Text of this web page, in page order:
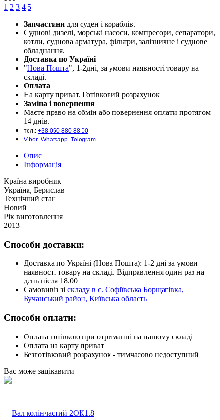
1 2 3 4 5
Запчастини для суден і кораблів.
Cуднові дизелі, морські насоси, компресори, сепаратори,
котли, суднова арматура, фільтри, залізничне і суднове
обладнання.
Доставка по Україні
"Нова Пошта", 1-2дні, за умови наявності товару на
складі.
Оплата
На карту приват. Готівковий розрахунок
Заміна і повернення
Маєте право на обмін або повернення оплати протягом
14 днів.
тел.: +38 050 880 88 00
Viber Whatsapp Telegram
Опис
Інформація
Країна виробник
Україна, Берислав
Технічний стан
Новий
Рік виготовлення
2013
Способи доставки:
Доставка по Україні (Нова Пошта): 1-2 дні за умови
наявності товару на складі. Відправлення один раз на
день після 18.00
Самовивіз зі складу в с. Софіївська Борщагівка,
Бучанський район, Київська область
Способи оплати:
Оплата готівкою при отриманні на нашому складі
Оплата на карту приват
Безготівковий розрахунок - тимчасово недоступний
Вас може зацікавити